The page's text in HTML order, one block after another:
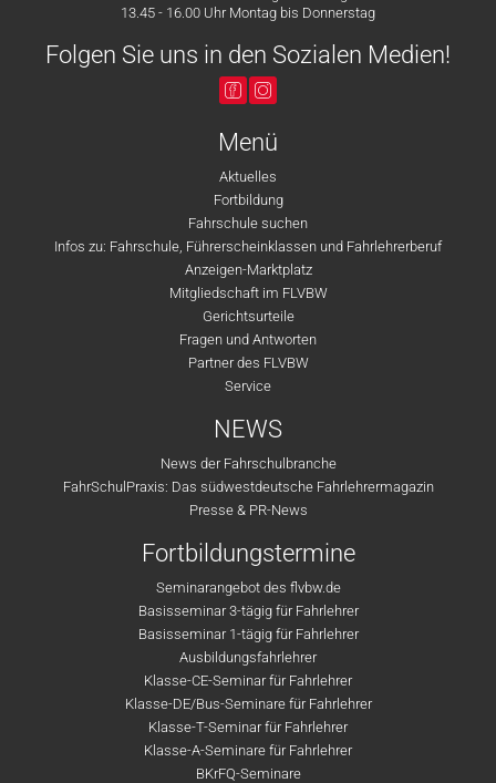
13.45 - 16.00 Uhr Montag bis Donnerstag
Folgen Sie uns in den Sozialen Medien!
Menü
Aktuelles
Fortbildung
Fahrschule suchen
Infos zu: Fahrschule, Führerscheinklassen und Fahrlehrerberuf
Anzeigen-Marktplatz
Mitgliedschaft im FLVBW
Gerichtsurteile
Fragen und Antworten
Partner des FLVBW
Service
NEWS
News der Fahrschulbranche
FahrSchulPraxis: Das südwestdeutsche Fahrlehrermagazin
Presse & PR-News
Fortbildungstermine
Seminarangebot des flvbw.de
Basisseminar 3-tägig für Fahrlehrer
Basisseminar 1-tägig für Fahrlehrer
Ausbildungsfahrlehrer
Klasse-CE-Seminar für Fahrlehrer
Klasse-DE/Bus-Seminare für Fahrlehrer
Klasse-T-Seminar für Fahrlehrer
Klasse-A-Seminare für Fahrlehrer
BKrFQ-Seminare